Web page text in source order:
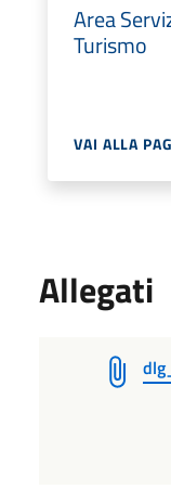
Area
Turismo
VAI ALLA
Allegati